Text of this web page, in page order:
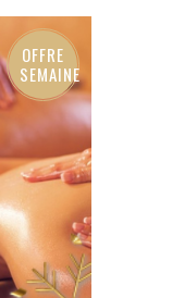
OFFRE
SEMAINE